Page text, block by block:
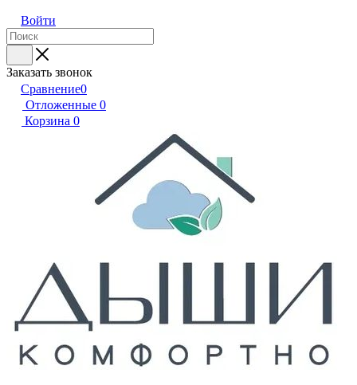
Войти
Заказать звонок
Сравнение0
Отложенные 0
Корзина 0